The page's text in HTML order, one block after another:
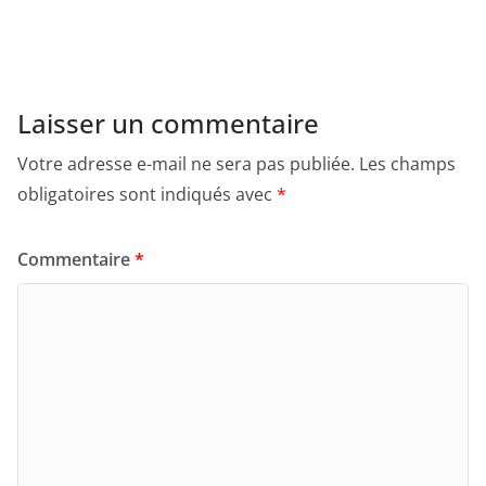
Laisser un commentaire
Votre adresse e-mail ne sera pas publiée. Les champs
obligatoires sont indiqués avec *
Commentaire*